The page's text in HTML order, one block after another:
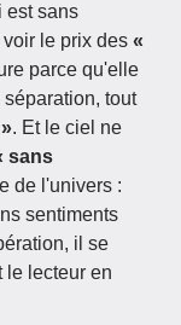
est sans
le prix des «
parce qu'elle
séparation, tout
. Et le ciel ne
sans
de l'univers :
sentiments
il se
le lecteur en